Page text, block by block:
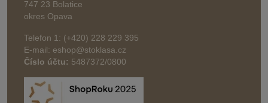
747 23 Bolatice
okres Opava
Telefon 1: (+420) 228 229 395
E-mail: eshop@stoklasa.cz
Číslo účtu: 5487372/0800